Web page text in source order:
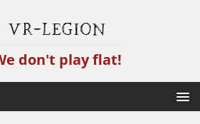
VR-Legion
don't play flat!